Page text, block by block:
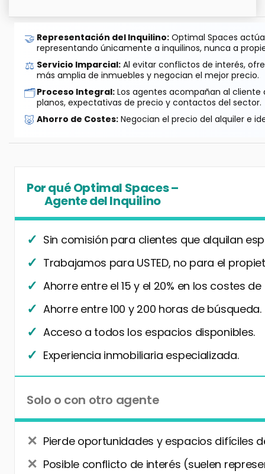
🤝 Representación del Inquilino: Optimal Spaces
representando únicamente a inquilinos, nunca a
⚖️ Servicio Imparcial: Al evitar conflictos de interés,
más amplia de inmuebles y negocian el mejor precio.
🗂️Proceso Integral: Los agentes acompañan al
planos, expectativas de precio y contactos del sector.
🐷 Ahorro de Costes: Negocian el precio del alquiler e
Por qué Optimal Spaces –
Agente del Inquilino
Sin comisión para clientes que alquilan
Trabajamos para USTED, no para el
Ahorre entre el 15 y el 20% en los costes
Ahorre entre 100 y 200 horas de búsqueda.
Acceso a todos los espacios disponibles.
Experiencia inmobiliaria especializada.
Solo o con otro agente
Pierde oportunidades y espacios difíciles
Posible conflicto de interés (suelen